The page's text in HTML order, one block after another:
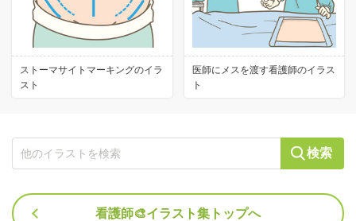
ストーマサイトマーキングのイラ
スト
医師にメスを渡す看護師のイラス
ト
検索
看護師🎨イラスト集トップへ